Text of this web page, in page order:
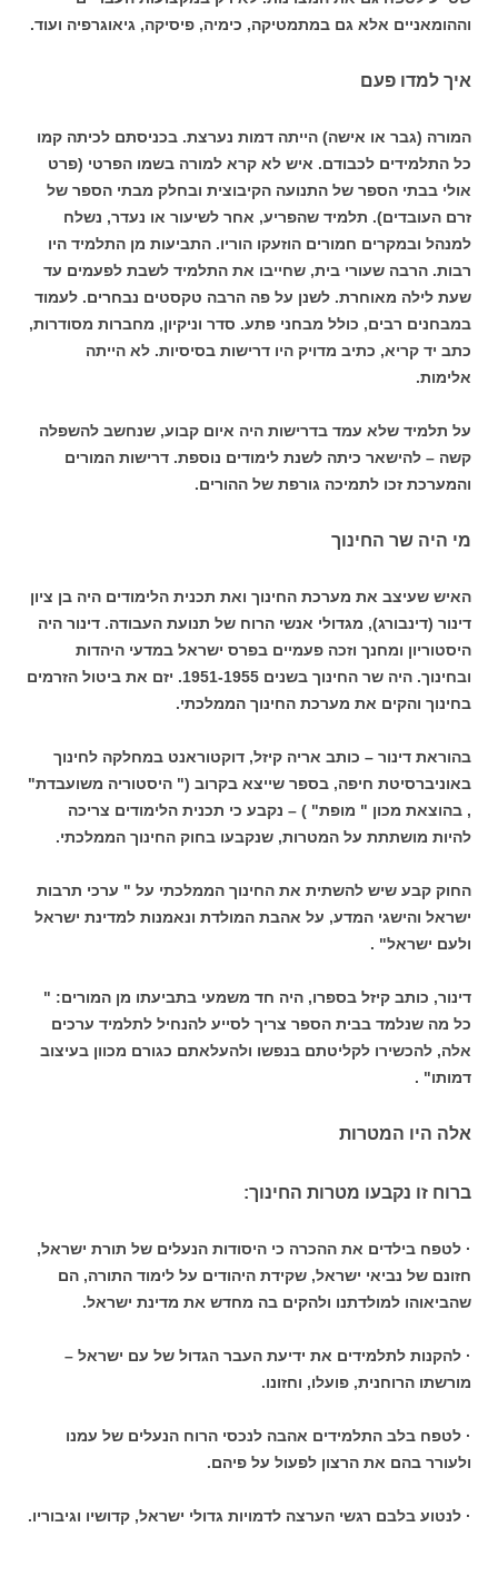
וההומאניים אלא גם במתמטיקה, כימיה, פיסיקה, גיאוגרפיה ועוד.
איך למדו פעם
המורה (גבר או אישה) הייתה דמות נערצת. בכניסתם לכיתה קמו
כל התלמידים לכבודם. איש לא קרא למורה בשמו הפרטי (פרט
אולי בבתי הספר של התנועה הקיבוצית ובחלק מבתי הספר של
זרם העובדים). תלמיד שהפריע, אחר לשיעור או נעדר, נשלח
למנהל ובמקרים חמורים הוזעקו הוריו. התביעות מן התלמיד היו
רבות. הרבה שעורי בית, שחייבו את התלמיד לשבת לפעמים עד
שעת לילה מאוחרת. לשנן על פה הרבה טקסטים נבחרים. לעמוד
במבחנים רבים, כולל מבחני פתע. סדר וניקיון, מחברות מסודרות,
כתב יד קריא, כתיב מדויק היו דרישות בסיסיות. לא הייתה
אלימות.
על תלמיד שלא עמד בדרישות היה איום קבוע, שנחשב להשפלה
קשה – להישאר כיתה לשנת לימודים נוספת. דרישות המורים
והמערכת זכו לתמיכה גורפת של ההורים.
מי היה שר החינוך
האיש שעיצב את מערכת החינוך ואת תכנית הלימודים היה בן ציון
דינור (דינבורג), מגדולי אנשי הרוח של תנועת העבודה. דינור היה
היסטוריון ומחנך וזכה פעמיים בפרס ישראל במדעי היהדות
ובחינוך. היה שר החינוך בשנים 1951-1955. יזם את ביטול הזרמים
בחינוך והקים את מערכת החינוך הממלכתי.
בהוראת דינור – כותב אריה קיזל, דוקטוראנט במחלקה לחינוך
באוניברסיטת חיפה, בספר שייצא בקרוב (" היסטוריה משועבדת"
, בהוצאת מכון " מופת" ) – נקבע כי תכנית הלימודים צריכה
להיות מושתתת על המטרות, שנקבעו בחוק החינוך הממלכתי.
החוק קבע שיש להשתית את החינוך הממלכתי על " ערכי תרבות
ישראל והישגי המדע, על אהבת המולדת ונאמנות למדינת ישראל
ולעם ישראל" .
דינור, כותב קיזל בספרו, היה חד משמעי בתביעתו מן המורים: "
כל מה שנלמד בבית הספר צריך לסייע להנחיל לתלמיד ערכים
אלה, להכשירו לקליטתם בנפשו ולהעלאתם כגורם מכוון בעיצוב
דמותו" .
אלה היו המטרות
ברוח זו נקבעו מטרות החינוך:
· לטפח בילדים את ההכרה כי היסודות הנעלים של תורת ישראל,
חזונם של נביאי ישראל, שקידת היהודים על לימוד התורה, הם
שהביאוהו למולדתנו ולהקים בה מחדש את מדינת ישראל.
· להקנות לתלמידים את ידיעת העבר הגדול של עם ישראל –
מורשתו הרוחנית, פועלו, וחזונו.
· לטפח בלב התלמידים אהבה לנכסי הרוח הנעלים של עמנו
ולעורר בהם את הרצון לפעול על פיהם.
· לנטוע בלבם רגשי הערצה לדמויות גדולי ישראל, קדושיו וגיבוריו.